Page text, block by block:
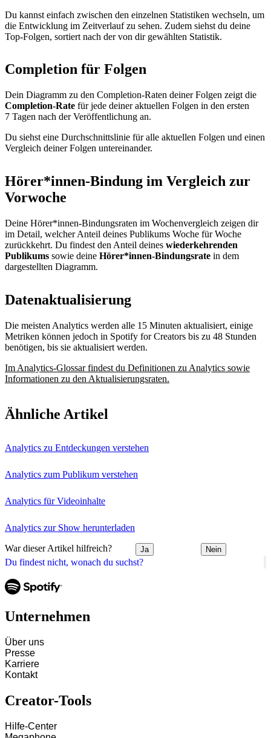
Du findest nicht, wonach du suchst?
Du kannst einfach zwischen den einzelnen Statistiken wechseln, um
die Entwicklung im Zeitverlauf zu sehen. Zudem siehst du deine
Top-Folgen, sortiert nach der von dir gewählten Statistik.
Completion für Folgen
Dein Diagramm zu den Completion-Raten deiner Folgen zeigt die
Completion-Rate für jede deiner aktuellen Folgen in den ersten
7 Tagen nach der Veröffentlichung an.
Du siehst eine Durchschnittslinie für alle aktuellen Folgen und einen
Vergleich deiner Folgen untereinander.
Hörer*innen-Bindung im Vergleich zur
Vorwoche
Deine Hörer*innen-Bindungsraten im Wochenvergleich zeigen dir
im Detail, welcher Anteil deines Publikums Woche für Woche
zurückkehrt. Du findest den Anteil deines wiederkehrenden
Publikums sowie deine Hörer*innen-Bindungsrate in dem
dargestellten Diagramm.
Datenaktualisierung
Die meisten Analytics werden alle 15 Minuten aktualisiert, einige
Metriken können jedoch in Spotify for Creators bis zu 48 Stunden
benötigen, bis sie aktualisiert werden.
Im Analytics-Glossar findest du Definitionen zu Analytics sowie
Informationen zu den Aktualisierungsraten.
Ähnliche Artikel
Analytics zu Entdeckungen verstehen
Analytics zum Publikum verstehen
Analytics für Videoinhalte
Analytics zur Show herunterladen
War dieser Artikel hilfreich? Ja Nein
Unternehmen
Über uns
Presse
Karriere
Kontakt
Creator-Tools
Hilfe-Center